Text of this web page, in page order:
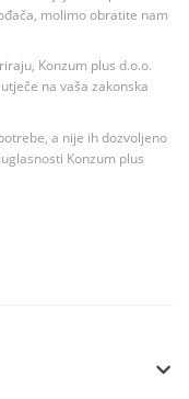
molimo obratite nam
Konzum plus d.o.o.
na vaša zakonska
a nije ih dozvoljeno
Konzum plus